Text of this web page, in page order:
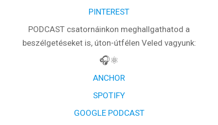
PINTEREST
PODCAST csatornáinkon meghallgathatod a
beszélgetéseket is, úton-útfélen Veled vagyunk:
🎧⚛️
ANCHOR
SPOTIFY
GOOGLE PODCAST